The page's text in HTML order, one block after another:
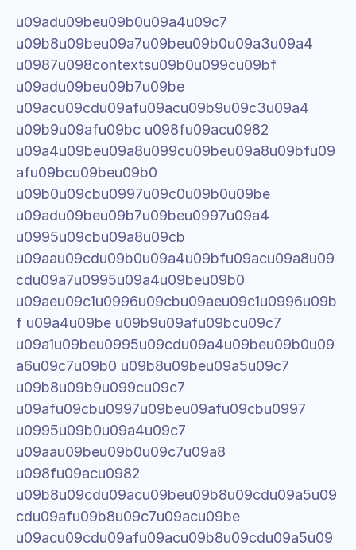
u09adu09beu09b0u09a4u09c7
u09b8u09beu09a7u09beu09b0u09a3u09a4
u0987u098contextsu09b0u099cu09bf
u09adu09beu09b7u09be
u09acu09cdu09afu09acu09b9u09c3u09a4
u09b9u09afu09bc u098fu09acu0982
u09a4u09beu09a8u099cu09beu09a8u09bfu09
afu09bcu09beu09b0
u09b0u09cbu0997u09c0u09b0u09be
u09adu09beu09b7u09beu0997u09a4
u0995u09cbu09a8u09cb
u09aau09cdu09b0u09a4u09bfu09acu09a8u09
cdu09a7u0995u09a4u09beu09b0
u09aeu09c1u0996u09cbu09aeu09c1u0996u09b
f u09a4u09be u09b9u09afu09bcu09c7
u09a1u09beu0995u09cdu09a4u09beu09b0u09
a6u09c7u09b0 u09b8u09beu09a5u09c7
u09b8u09b9u099cu09c7
u09afu09cbu0997u09beu09afu09cbu0997
u0995u09b0u09a4u09c7
u09aau09beu09b0u09c7u09a8
u098fu09acu0982
u09b8u09cdu09acu09beu09b8u09cdu09a5u09
cdu09afu09b8u09c7u09acu09be
u09acu09cdu09afu09acu09b8u09cdu09a5u09